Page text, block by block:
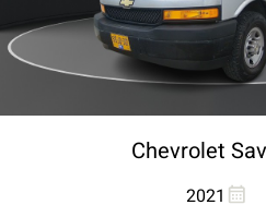
Chevrolet
2021
Whatsapp